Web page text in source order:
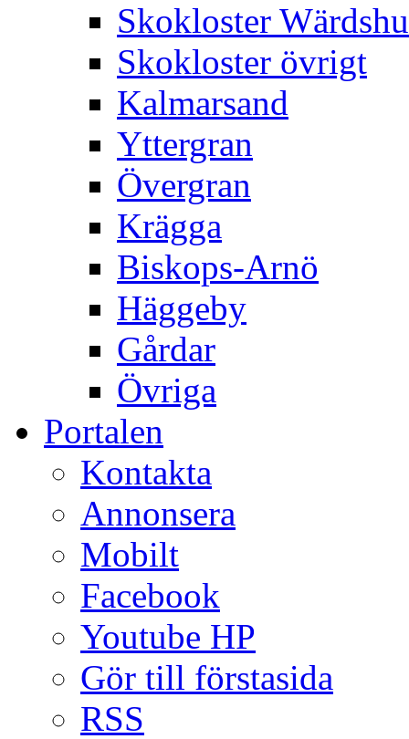
Skokloster
Skokloster övrigt
Kalmarsand
Yttergran
Övergran
Krägga
Biskops-Arnö
Häggeby
Gårdar
Övriga
Portalen
Kontakta
Annonsera
Mobilt
Facebook
Youtube HP
Gör till förstasida
RSS